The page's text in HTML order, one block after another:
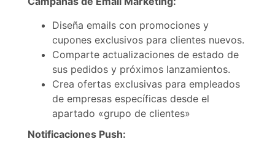
Diseña emails con promociones y
cupones exclusivos para clientes nuevos.
Comparte actualizaciones de estado de
sus pedidos y próximos lanzamientos.
Crea ofertas exclusivas para empleados
de empresas específicas desde el
apartado «grupo de clientes»
Notificaciones Push: